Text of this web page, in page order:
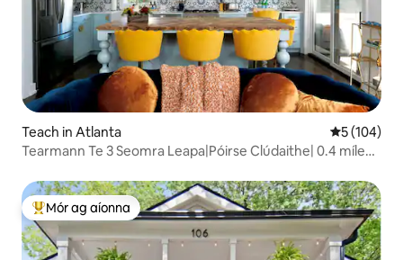
Teach in Atlanta Meánrátáil
5 (104)
Tearmann Te 3 Seomra Leapa|Póirse Clúdaithe| 0.4 míle
An-mhór ag aíonna
Mór ag aíonna